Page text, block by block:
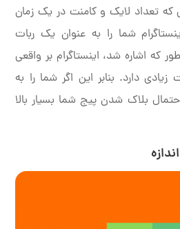
که تعداد لایک و کامنت در یک زمان
شما را به عنوان یک ربات
که اشاره شد، اینستاگرام بر واقعی
دارد. بنابر این اگر شما را به
بلاک شدن پیج شما بسیار بالا